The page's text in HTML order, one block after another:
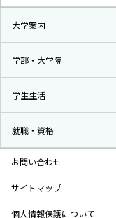
大学案内
学部・大学院
学生生活
就職・資格
お問い合わせ
サイトマップ
個人情報保護について